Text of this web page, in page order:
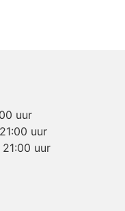
uur
uur
uur